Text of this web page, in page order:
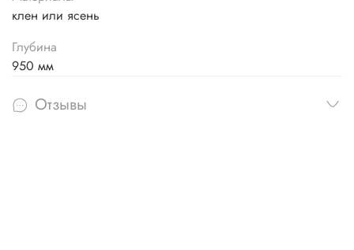
клен или ясень
Глубина
950 мм
Отзывы